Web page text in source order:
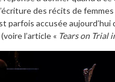
des récits de
accusée aujourd’hui
l’article « Tears on Trial